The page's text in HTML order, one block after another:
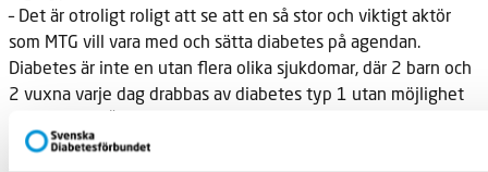
– Det är otroligt roligt att se att en så stor och viktigt aktör
som MTG vill vara med och sätta diabetes på agendan.
Diabetes är inte en utan flera olika sjukdomar, där 2 barn och
2 vuxna varje dag drabbas av diabetes typ 1 utan möjlighet
drabbas av diabetes typ 2. Diabetes typ 2 är en